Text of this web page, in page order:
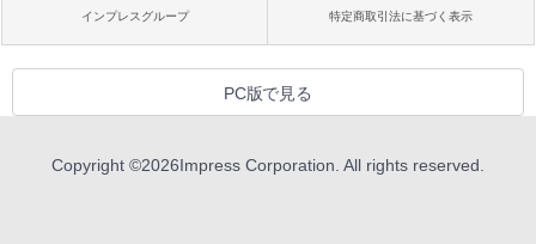
インプレスグループ 特定商取引法に基づく表示
PC版で見る
Copyright ©2026Impress Corporation. All rights reserved.